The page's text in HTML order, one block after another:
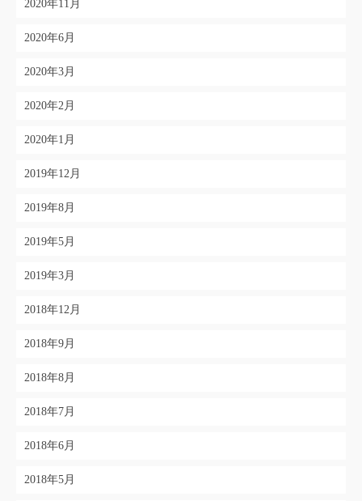
2020年11月
2020年6月
2020年3月
2020年2月
2020年1月
2019年12月
2019年8月
2019年5月
2019年3月
2018年12月
2018年9月
2018年8月
2018年7月
2018年6月
2018年5月